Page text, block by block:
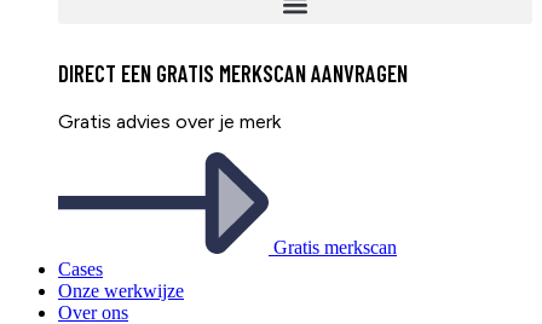
DIRECT EEN GRATIS MERKSCAN AANVRAGEN
Gratis advies over je merk
Gratis merkscan
Cases
Onze werkwijze
Over ons